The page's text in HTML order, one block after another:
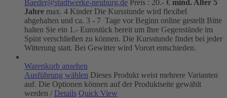
Baeder@stadtwerke-neuburg.de Preis : 20.- € mind. Alter 5
Jahre max. 4 Kinder Die Kursstunde wird flexibel
abgehalten und ca. 3 - 7 Tage vor Beginn online gestellt Bitte
halten Sie ein 1.- Eurostück bereit um Ihre Gegenstände im
Spint verschließen zu können. Die Kursstunde findet bei jeder
Witterung statt. Bei Gewitter wird Vorort entschieden.
Warenkorb ansehen
Ausführung wählen Dieses Produkt weist mehrere Varianten
auf. Die Optionen können auf der Produktseite gewählt
werden / Details Quick View